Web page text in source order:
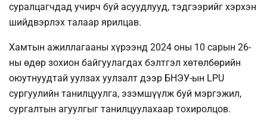
суралцагчдад учирч буй асуудлууд, тэдгээрийг хэрхэн
шийдвэрлэх талаар ярилцав.
Хамтын ажиллагааны хүрээнд 2024 оны 10 сарын 26-
ны өдөр зохион байгуулагдах бэлтгэл хөтөлбөрийн
оюутнуудтай уулзах уулзалт дээр БНЭУ-ын LPU
сургуулийн танилцуулга, эзэмшүүлж буй мэргэжил,
сургалтын агуулгыг танилцуулахаар тохиролцов.